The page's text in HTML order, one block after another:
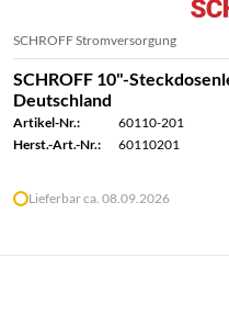
SCHROFF Stromversorgung
SCHROFF 10"-
Deutschland
Artikel-Nr.:
60110-201
Herst.-Art.-Nr.:
60110201
Lieferbar ca. 08.09.2026